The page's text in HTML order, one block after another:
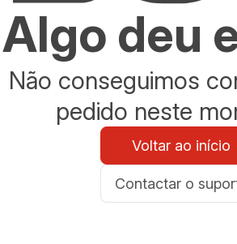
Algo deu
Não conseguimos
pedido neste
Voltar ao início
Contactar o